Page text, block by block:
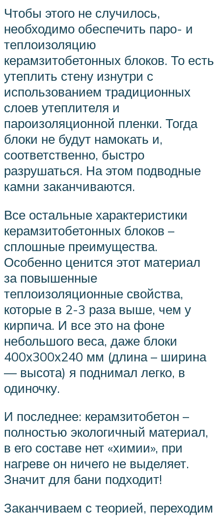
Чтобы этого не случилось,
необходимо обеспечить паро- и
теплоизоляцию
керамзитобетонных блоков. То есть
утеплить стену изнутри с
использованием традиционных
слоев утеплителя и
пароизоляционной пленки. Тогда
блоки не будут намокать и,
соответственно, быстро
разрушаться. На этом подводные
камни заканчиваются.
Все остальные характеристики
керамзитобетонных блоков –
сплошные преимущества.
Особенно ценится этот материал
за повышенные
теплоизоляционные свойства,
которые в 2-3 раза выше, чем у
кирпича. И все это на фоне
небольшого веса, даже блоки
400х300х240 мм (длина – ширина
— высота) я поднимал легко, в
одиночку.
И последнее: керамзитобетон –
полностью экологичный материал,
в его составе нет «химии», при
нагреве он ничего не выделяет.
Значит для бани подходит!
Заканчиваем с теорией, переходим